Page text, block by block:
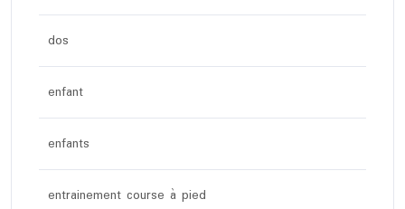
dos
enfant
enfants
entrainement course à pied